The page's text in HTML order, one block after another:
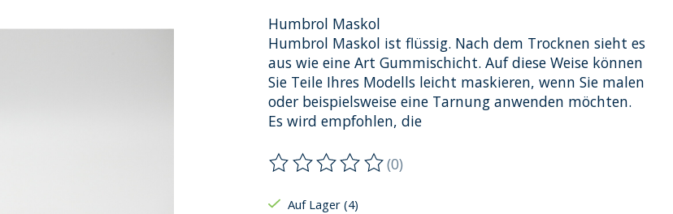
Humbrol Maskol
Humbrol Maskol ist flüssig. Nach dem Trocknen sieht es
aus wie eine Art Gummischicht. Auf diese Weise können
Sie Teile Ihres Modells leicht maskieren, wenn Sie malen
oder beispielsweise eine Tarnung anwenden möchten.
Es wird empfohlen, die
Die Bewertung dieses Produkts ist
(0)
Auf Lager (4)